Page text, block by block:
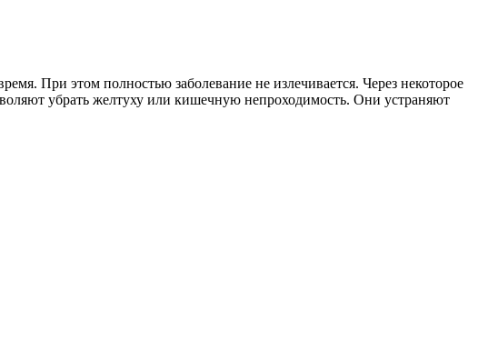
При этом полностью заболевание не излечивается. Через некоторое
убрать желтуху или кишечную непроходимость. Они устраняют